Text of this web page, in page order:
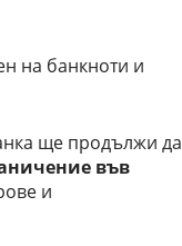
на банкноти и
ще продължи да
във
и